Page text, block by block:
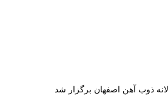
ذوب آهن اصفهان برگزار شد